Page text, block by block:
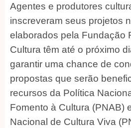
Agentes e produtores
inscreveram seus projetos
elaborados pela Fundação
Cultura têm até o próximo
garantir uma chance de
propostas que serão
recursos da Política
Fomento à Cultura (PNAB)
Nacional de Cultura Viva